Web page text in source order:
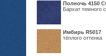
Полночь 4150
Бархат темного
Имбирь R5017
тёплого оттенка